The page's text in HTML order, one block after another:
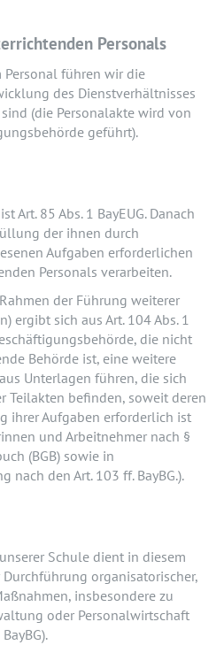
Personals
führen wir die
des Dienstverhältnisses
(die Personalakte wird von
geführt).
Art. 85 Abs. 1 BayEUG. Danach
der ihnen durch
Aufgaben erforderlichen
Personals verarbeiten.
der Führung weiterer
ergibt sich aus Art. 104 Abs. 1
die nicht
Behörde ist, eine weitere
Unterlagen führen, die sich
Teilakten befinden, soweit deren
ihrer Aufgaben erforderlich ist
und Arbeitnehmer nach §
(BGB) sowie in
nach den Art. 103 ff. BayBG.).
Schule dient in diesem
organisatorischer,
insbesondere zu
oder Personalwirtschaft